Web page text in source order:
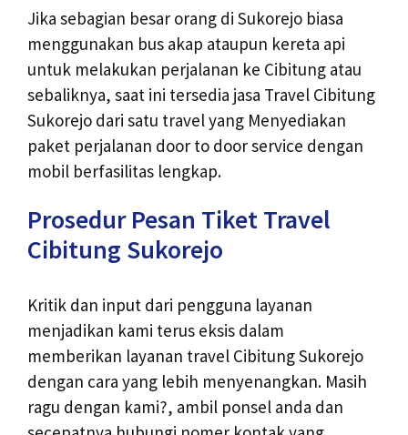
Jika sebagian besar orang di Sukorejo biasa
menggunakan bus akap ataupun kereta api
untuk melakukan perjalanan ke Cibitung atau
sebaliknya, saat ini tersedia jasa Travel Cibitung
Sukorejo dari satu travel yang Menyediakan
paket perjalanan door to door service dengan
mobil berfasilitas lengkap.
Prosedur Pesan Tiket Travel
Cibitung Sukorejo
Kritik dan input dari pengguna layanan
menjadikan kami terus eksis dalam
memberikan layanan travel Cibitung Sukorejo
dengan cara yang lebih menyenangkan. Masih
ragu dengan kami?, ambil ponsel anda dan